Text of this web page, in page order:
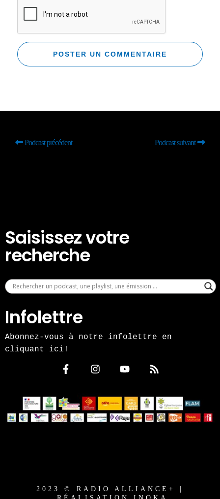
Podcast précédent Podcast suivant
Saisissez votre
recherche
Infolettre
Abonnez-vous à notre infolettre en
cliquant ici!
2023 © RADIO ALLIANCE+ |